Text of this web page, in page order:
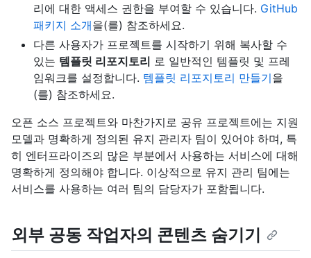
리에 대한 액세스 권한을 부여할 수 있습니다. GitHub
패키지 소개을(를) 참조하세요.
다른 사용자가 프로젝트를 시작하기 위해 복사할 수
있는 템플릿 리포지토리 로 일반적인 템플릿 및 프레
임워크를 설정합니다. 템플릿 리포지토리 만들기을
(를) 참조하세요.
오픈 소스 프로젝트와 마찬가지로 공유 프로젝트에는 지원
모델과 명확하게 정의된 유지 관리자 팀이 있어야 하며, 특
히 엔터프라이즈의 많은 부분에서 사용하는 서비스에 대해
명확하게 정의해야 합니다. 이상적으로 유지 관리 팀에는
서비스를 사용하는 여러 팀의 담당자가 포함됩니다.
외부 공동 작업자의 콘텐츠 숨기기